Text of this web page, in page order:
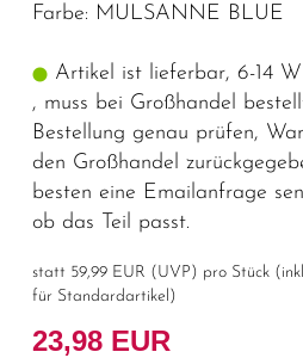
Farbe: MULSANNE BLUE
Artikel ist lieferbar, 6-14
, muss bei Großhandel
Bestellung genau prüfen,
den Großhandel
besten eine Emailanfrage
ob das Teil passt.
statt 59,99 EUR ( UVP ) pro Stück
für Standardartikel )
23,98 EUR